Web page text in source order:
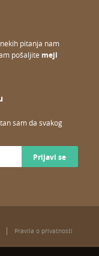
pitanja nam
pošaljite mejl
sam da svakog
Prijavi se
Pravila o privatnosti